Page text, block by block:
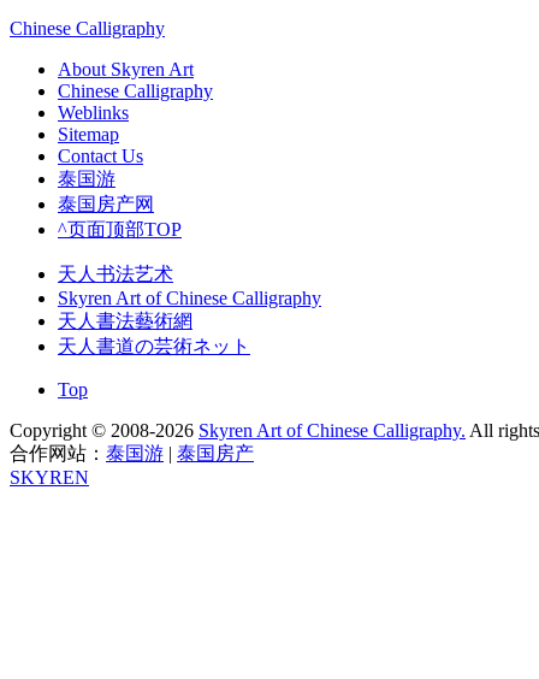
Chinese Calligraphy
About Skyren Art
Chinese Calligraphy
Weblinks
Sitemap
Contact Us
泰国游
泰国房产网
^页面顶部TOP
天人书法艺术
Skyren Art of Chinese Calligraphy
天人書法藝術網
天人書道の芸術ネット
Top
Copyright © 2008-2026 Skyren Art of Chinese Calligraphy. All
合作网站： 泰国游 | 泰国房产
SKYREN